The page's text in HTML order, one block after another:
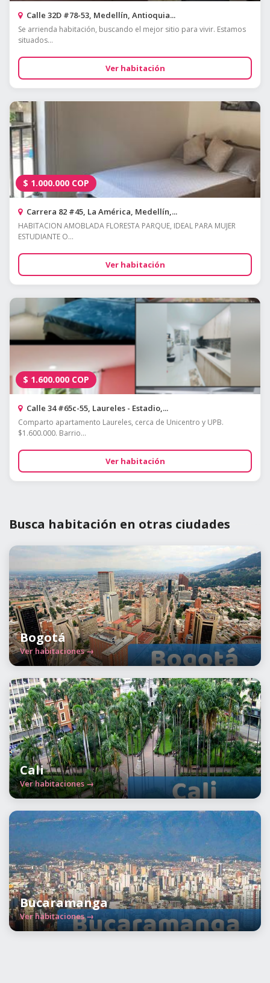
Calle 32D #78-53, Medellín, Antioquia...
Se arrienda habitación, buscando el mejor sitio para vivir. Estamos
situados...
Ver habitación
$ 1.000.000 COP
Carrera 82 #45, La América, Medellín,...
HABITACION AMOBLADA FLORESTA PARQUE, IDEAL PARA MUJER
ESTUDIANTE O...
Ver habitación
$ 1.600.000 COP
Calle 34 #65c-55, Laureles - Estadio,...
Comparto apartamento Laureles, cerca de Unicentro y UPB.
$1.600.000. Barrio...
Ver habitación
Busca habitación en otras ciudades
Bogotá
Ver habitaciones →
Cali
Ver habitaciones →
Bucaramanga
Ver habitaciones →